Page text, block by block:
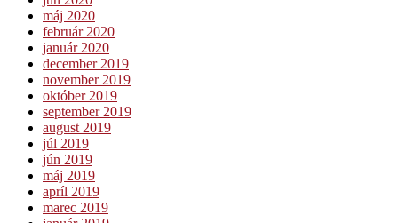
máj 2020
február 2020
január 2020
december 2019
november 2019
október 2019
september 2019
august 2019
júl 2019
jún 2019
máj 2019
apríl 2019
marec 2019